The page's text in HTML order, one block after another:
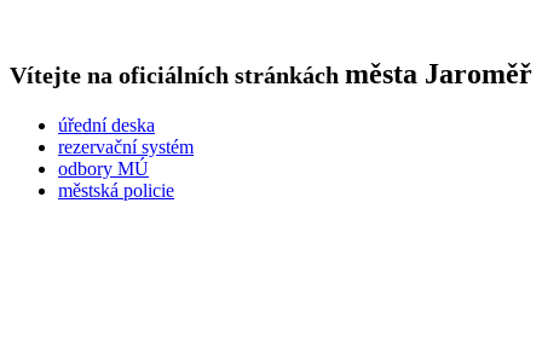
Vítejte na oficiálních stránkách města Jaroměř
úřední deska
rezervační systém
odbory MÚ
městská policie